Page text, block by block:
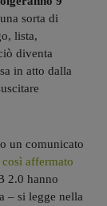
sorta di
lista,
diventa
in atto dalla
un comunicato
così affermato
2.0 hanno
– si legge nella